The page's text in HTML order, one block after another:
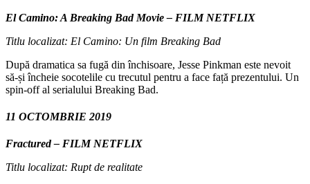
El Camino: A Breaking Bad Movie – FILM NETFLIX
Titlu localizat: El Camino: Un film Breaking Bad
După dramatica sa fugă din închisoare, Jesse Pinkman este nevoit
să-și încheie socotelile cu trecutul pentru a face față prezentului. Un
spin-off al serialului Breaking Bad.
11 OCTOMBRIE 2019
Fractured – FILM NETFLIX
Titlu localizat: Rupt de realitate